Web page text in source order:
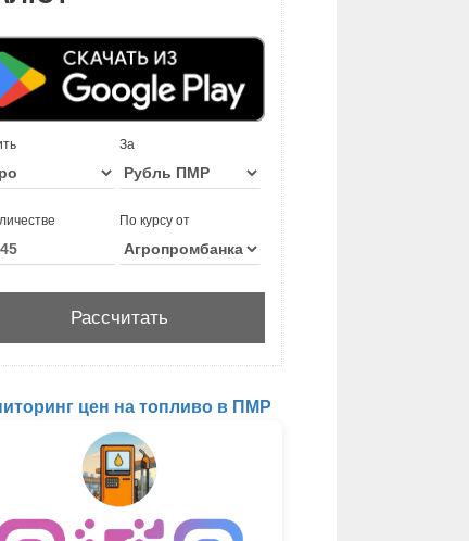
За
По курсу от
цен на топливо в ПМР